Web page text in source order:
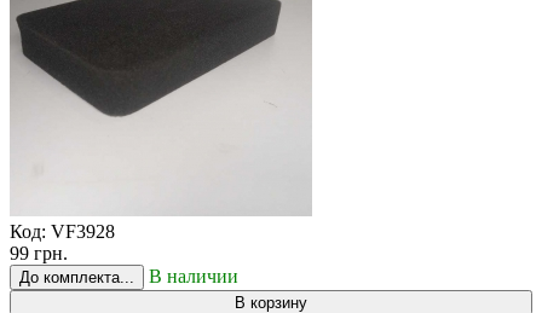
Код: VF3928
99 грн.
До комплекта... В наличии
В корзину